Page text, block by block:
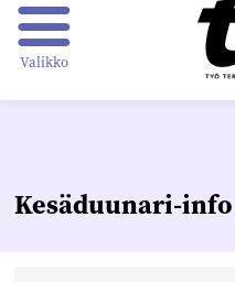
Valikko
Kesäduunari-info